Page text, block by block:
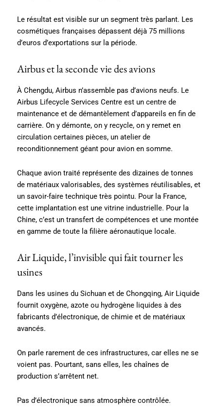
Le résultat est visible sur un segment très parlant. Les
cosmétiques françaises dépassent déjà 75 millions
d’euros d’exportations sur la période.
Airbus et la seconde vie des avions
À Chengdu, Airbus n’assemble pas d’avions neufs. Le
Airbus Lifecycle Services Centre est un centre de
maintenance et de démantèlement d’appareils en fin de
carrière. On y démonte, on y recycle, on y remet en
circulation certaines pièces, un atelier de
reconditionnement géant pour avion en somme.
Chaque avion traité représente des dizaines de tonnes
de matériaux valorisables, des systèmes réutilisables, et
un savoir-faire technique très pointu. Pour la France,
cette implantation est une vitrine industrielle. Pour la
Chine, c’est un transfert de compétences et une montée
en gamme de toute la filière aéronautique locale.
Air Liquide, l’invisible qui fait tourner les
usines
Dans les usines du Sichuan et de Chongqing, Air Liquide
fournit oxygène, azote ou hydrogène liquides à des
fabricants d’électronique, de chimie et de matériaux
avancés.
On parle rarement de ces infrastructures, car elles ne se
voient pas. Pourtant, sans elles, les chaînes de
production s’arrêtent net.
Pas d’électronique sans atmosphère contrôlée.